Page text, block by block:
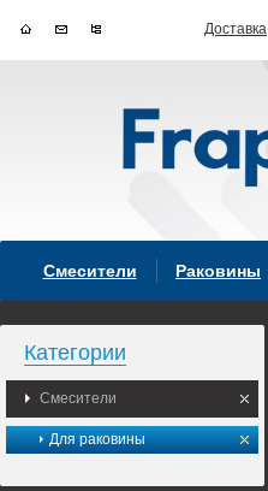
Смесители Раковины
Категории
Смесители
Для раковины
Доставка